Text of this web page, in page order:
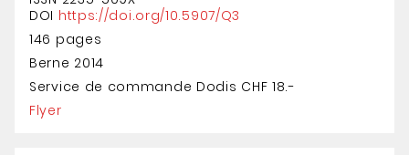
DOI https://doi.org/10.5907/Q3
146 pages
Berne 2014
Service de commande Dodis CHF 18.-
Flyer